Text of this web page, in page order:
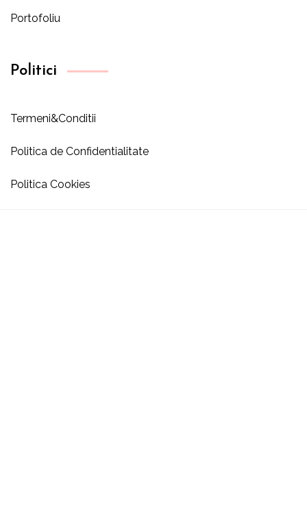
Portofoliu
Politici
Termeni&Conditii
Politica de Confidentialitate
Politica Cookies